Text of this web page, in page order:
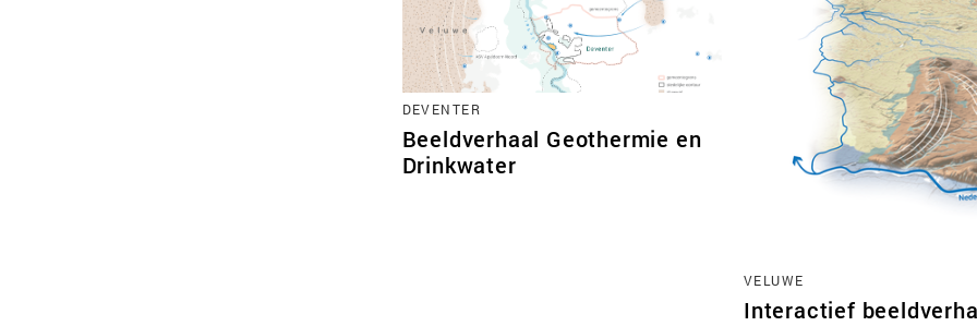
DEVENTER
Beeldverhaal Geothermie en
Drinkwater
VELUWE
Interactief